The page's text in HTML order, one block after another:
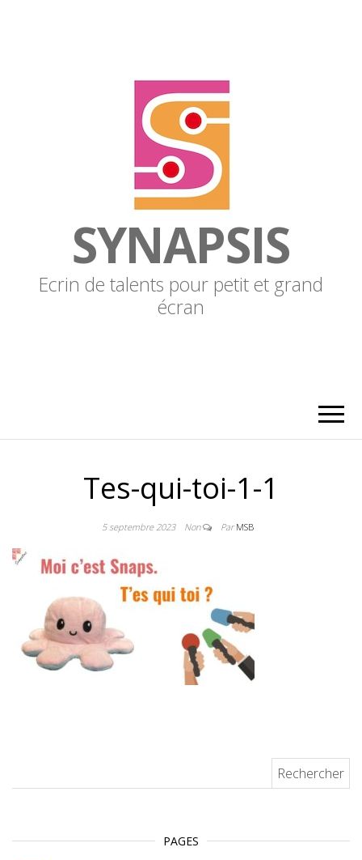
SYNAPSIS
Ecrin de talents pour petit et grand
écran
Tes-qui-toi-1-1
5 septembre 2023 Non ParMSB
PAGES